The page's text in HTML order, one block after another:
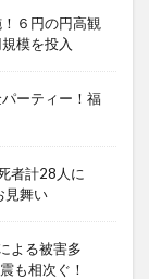
６円の円高観
模を投入
ーティー！福
者計28人に
見舞い
よる被害多
も相次ぐ！